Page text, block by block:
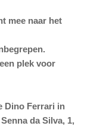
mee naar het
plek voor
Dino Ferrari in
da Silva, 1,